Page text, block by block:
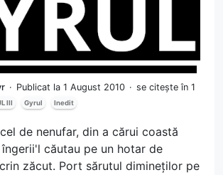
Publicat la 1 August 2010
se citește în 1
III Gyrul Inedit
de nenufar, din a cărui coastă
căutau pe un hotar de
zăcut. Port sărutul dimineților pe